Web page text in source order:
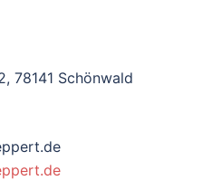
78141 Schönwald